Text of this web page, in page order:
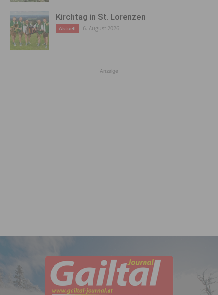
Kirchtag in St. Lorenzen
Aktuell 6. August 2026
Anzeige